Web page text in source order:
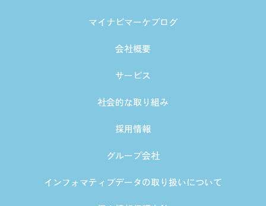
マイナビマーケブログ
会社概要
サービス
社会的な取り組み
採用情報
グループ会社
インフォマティブデータの取り扱いについて